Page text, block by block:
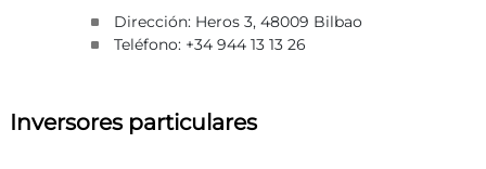
Dirección: Heros 3, 48009 Bilbao
Teléfono: +34 944 13 13 26
Inversores particulares